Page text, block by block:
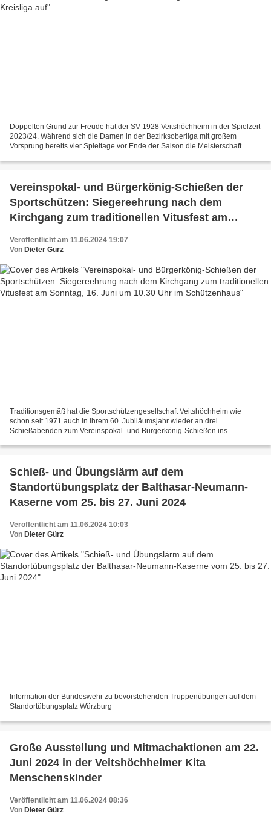
Doppelten Grund zur Freude hat der SV 1928 Veitshöchheim in der Spielzeit
2023/24. Während sich die Damen in der Bezirksoberliga mit großem
Vorsprung bereits vier Spieltage vor Ende der Saison die Meisterschaft
Vereinspokal- und Bürgerkönig-Schießen der
Sportschützen: Siegereehrung nach dem
Kirchgang zum traditionellen Vitusfest am
Schützenhaus
Veröffentlicht am 11.06.2024 19:07
Von Dieter Gürz
Traditionsgemäß hat die Sportschützengesellschaft Veitshöchheim wie
schon seit 1971 auch in ihrem 60. Jubiläumsjahr wieder an drei
Schießabenden zum Vereinspokal- und Bürgerkönig-Schießen ins
Schieß- und Übungslärm auf dem
Standortübungsplatz der Balthasar-Neumann-
Kaserne vom 25. bis 27. Juni 2024
Veröffentlicht am 11.06.2024 10:03
Von Dieter Gürz
Information der Bundeswehr zu bevorstehenden Truppenübungen auf dem
Standortübungsplatz Würzburg
Große Ausstellung und Mitmachaktionen am 22.
Juni 2024 in der Veitshöchheimer Kita
Menschenskinder
Veröffentlicht am 11.06.2024 08:36
Von Dieter Gürz